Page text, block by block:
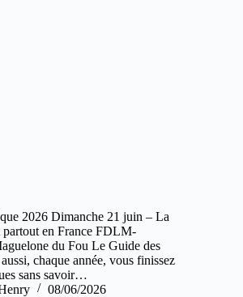
2026 Dimanche 21 juin – La
en France FDLM-
du Fou Le Guide des
chaque année, vous finissez
sans savoir…
08/06/2026